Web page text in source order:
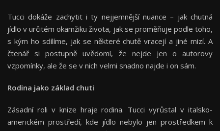
Tucci dokáže zachytit i ty nejjemnější nuance – jak chutná
jídlo v určitém okamžiku života, jak se proměňuje podle toho,
s kým ho sdílíme, jak se některé chutě vracejí a jiné mizí. A
čtenář si postupně uvědomí, že nejde jen o autorovy
vzpomínky, ale že se v nich velmi snadno najde i on sám.
Rodina jako základ chuti
Zásadní roli v knize hraje rodina. Tucci vyrůstal v italsko-
americkém prostředí, kde jídlo nebylo jen prostředkem k